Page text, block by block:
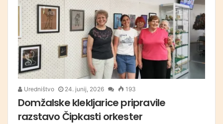
Uredništvo 24. junij, 2026 193
Domžalske klekljarice pripravile
razstavo Čipkasti orkester